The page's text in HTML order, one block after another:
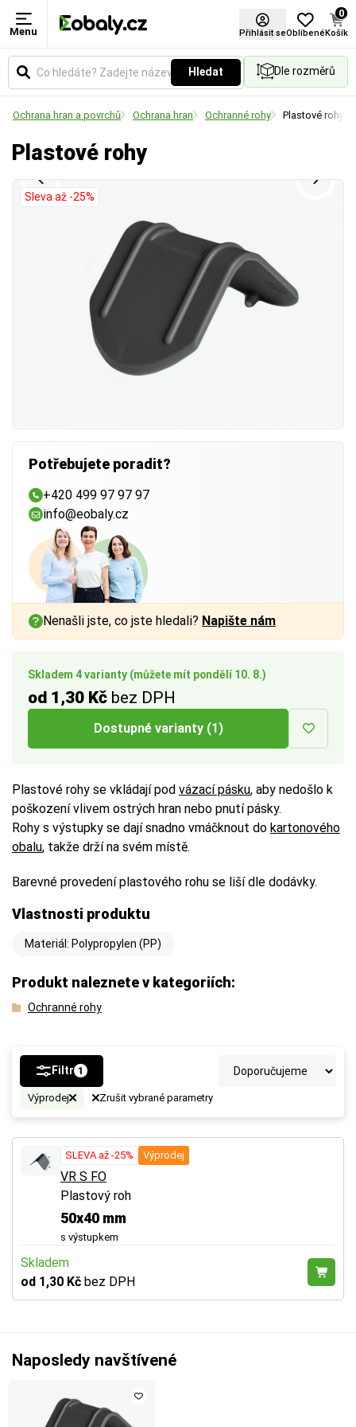
Menu Přihlásit seOblíbené
0
Košík
Hledat Dle rozměrů
Ochrana hran a povrchů Ochrana hran Ochranné rohy Plastové rohy
Plastové rohy
Skladem 4 varianty (můžete mít pondělí 10. 8.)
od 1,30 Kč bez DPH
Dostupné varianty (1)
Plastové rohy se vkládají pod vázací pásku, aby nedošlo k
poškození vlivem ostrých hran nebo pnutí pásky.
Rohy s výstupky se dají snadno vmáčknout do kartonového
obalu, takže drží na svém místě.
Barevné provedení plastového rohu se liší dle dodávky.
Vlastnosti produktu
Materiál: Polypropylen (PP)
Produkt naleznete v kategoriích:
Ochranné rohy
Potřebujete poradit?
+420 499 97 97 97
info@eobaly.cz
Nenašli jste, co jste hledali? Napište nám
Sleva až -25%
Filtr 1
Výprodej Zrušit vybrané parametry
SLEVA až -25% Výprodej
VR S FO
Plastový roh
50x40 mm
s výstupkem
Skladem
od 1,30 Kč bez DPH
Naposledy navštívené